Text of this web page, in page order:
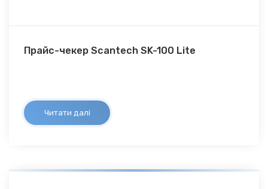
Прайс-чекер Scantech SK-100 Lite
Читати далі